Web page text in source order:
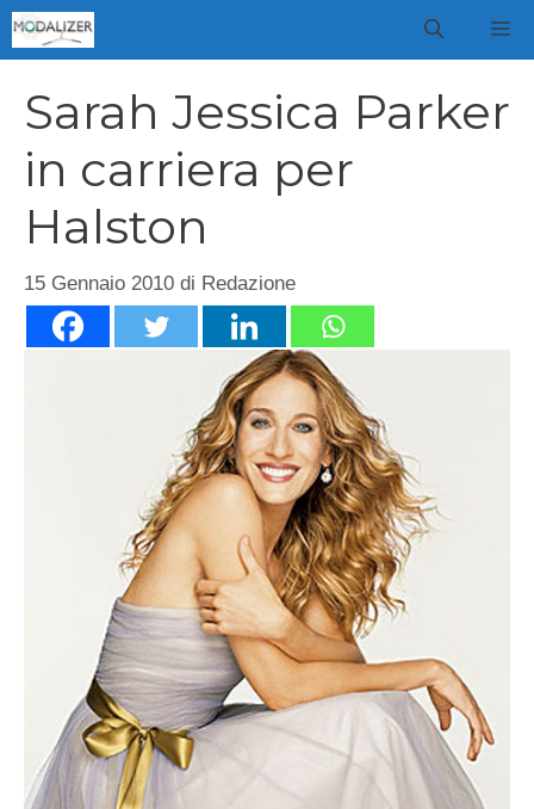
Vai
al
Sarah Jessica Parker
in carriera per
Halston
15 Gennaio 2010 di Redazione